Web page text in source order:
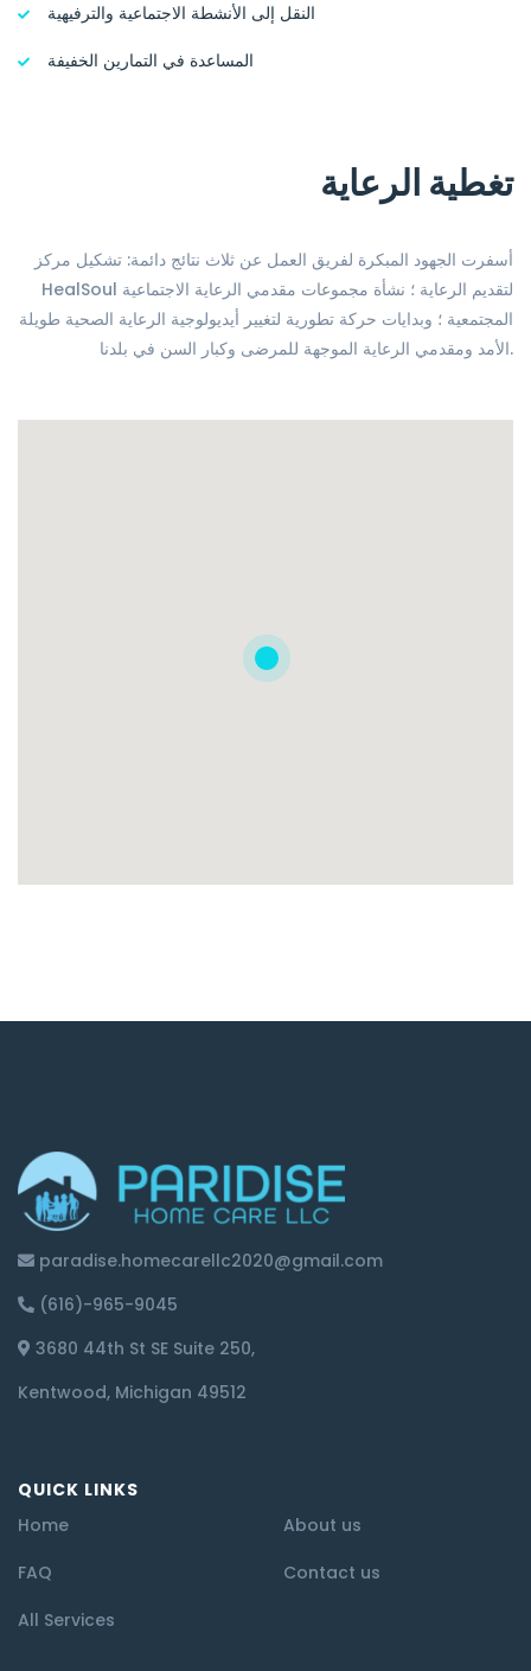
النقل إلى الأنشطة الاجتماعية والترفيهية
المساعدة في التمارين الخفيفة
تغطية الرعاية
أسفرت الجهود المبكرة لفريق العمل عن ثلاث نتائج دائمة: تشكيل مركز
HealSoul لتقديم الرعاية ؛ نشأة مجموعات مقدمي الرعاية الاجتماعية
المجتمعية ؛ وبدايات حركة تطورية لتغيير أيديولوجية الرعاية الصحية طويلة
الأمد ومقدمي الرعاية الموجهة للمرضى وكبار السن في بلدنا.
paradise.homecarellc2020@gmail.com
(616)-965-9045
3680 44th St SE Suite 250,
Kentwood, Michigan 49512
QUICK LINKS
Home
About us
FAQ
Contact us
All Services